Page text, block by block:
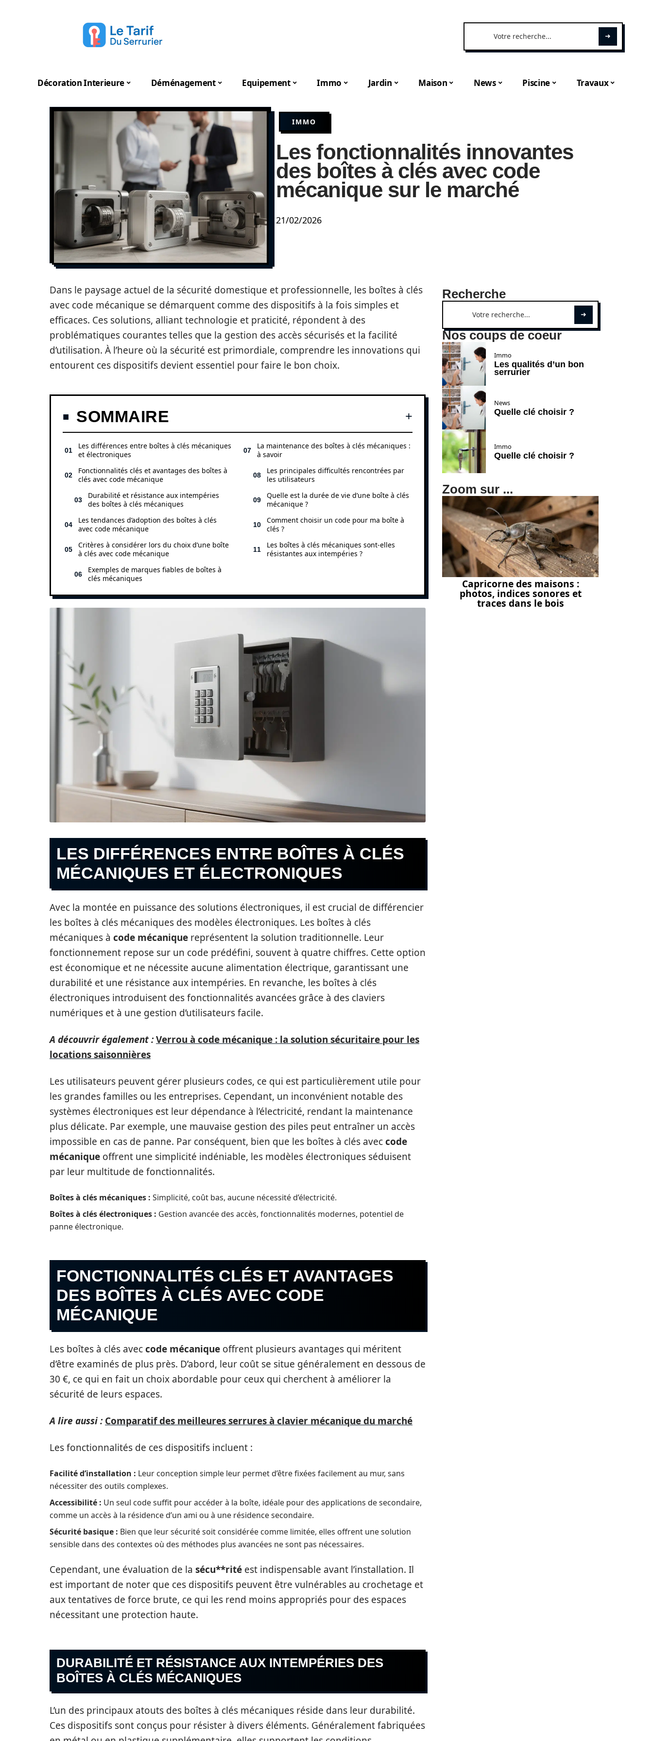
Décoration Interieure Déménagement Equipement Immo Jardin Maison News Piscine Travaux
IMMO
Les fonctionnalités innovantes
des boîtes à clés avec code
mécanique sur le marché
21/02/2026
Dans le paysage actuel de la sécurité domestique et professionnelle, les boîtes à clés
avec code mécanique se démarquent comme des dispositifs à la fois simples et
efficaces. Ces solutions, alliant technologie et praticité, répondent à des
problématiques courantes telles que la gestion des accès sécurisés et la facilité
d’utilisation. À l’heure où la sécurité est primordiale, comprendre les innovations qui
entourent ces dispositifs devient essentiel pour faire le bon choix.
SOMMAIRE
Les différences entre boîtes à clés mécaniques
et électroniques
Fonctionnalités clés et avantages des boîtes à
clés avec code mécanique
Durabilité et résistance aux intempéries
des boîtes à clés mécaniques
Les tendances d’adoption des boîtes à clés
avec code mécanique
Critères à considérer lors du choix d’une boîte
à clés avec code mécanique
Exemples de marques fiables de boîtes à
clés mécaniques
La maintenance des boîtes à clés mécaniques :
à savoir
Les principales difficultés rencontrées par
les utilisateurs
Quelle est la durée de vie d’une boîte à clés
mécanique ?
Comment choisir un code pour ma boîte à
clés ?
Les boîtes à clés mécaniques sont-elles
résistantes aux intempéries ?
LES DIFFÉRENCES ENTRE BOÎTES À CLÉS
MÉCANIQUES ET ÉLECTRONIQUES
Avec la montée en puissance des solutions électroniques, il est crucial de différencier
les boîtes à clés mécaniques des modèles électroniques. Les boîtes à clés
mécaniques à code mécanique représentent la solution traditionnelle. Leur
fonctionnement repose sur un code prédéfini, souvent à quatre chiffres. Cette option
est économique et ne nécessite aucune alimentation électrique, garantissant une
durabilité et une résistance aux intempéries. En revanche, les boîtes à clés
électroniques introduisent des fonctionnalités avancées grâce à des claviers
numériques et à une gestion d’utilisateurs facile.
A découvrir également :Verrou à code mécanique : la solution sécuritaire pour les
locations saisonnières
Les utilisateurs peuvent gérer plusieurs codes, ce qui est particulièrement utile pour
les grandes familles ou les entreprises. Cependant, un inconvénient notable des
systèmes électroniques est leur dépendance à l’électricité, rendant la maintenance
plus délicate. Par exemple, une mauvaise gestion des piles peut entraîner un accès
impossible en cas de panne. Par conséquent, bien que les boîtes à clés aveccode
mécanique offrent une simplicité indéniable, les modèles électroniques séduisent
par leur multitude de fonctionnalités.
Boîtes à clés mécaniques : Simplicité, coût bas, aucune nécessité d’électricité.
Boîtes à clés électroniques : Gestion avancée des accès, fonctionnalités modernes, potentiel de
panne électronique.
FONCTIONNALITÉS CLÉS ET AVANTAGES
DES BOÎTES À CLÉS AVEC CODE
MÉCANIQUE
Les boîtes à clés aveccode mécanique offrent plusieurs avantages qui méritent
d’être examinés de plus près. D’abord, leur coût se situe généralement en dessous de
30 €, ce qui en fait un choix abordable pour ceux qui cherchent à améliorer la
sécurité de leurs espaces.
A lire aussi : Comparatif des meilleures serrures à clavier mécanique du marché
Les fonctionnalités de ces dispositifs incluent :
Facilité d’installation : Leur conception simple leur permet d’être fixées facilement au mur, sans
nécessiter des outils complexes.
Accessibilité : Un seul code suffit pour accéder à la boîte, idéale pour des applications de secondaire,
comme un accès à la résidence d’un ami ou à une résidence secondaire.
Sécurité basique : Bien que leur sécurité soit considérée comme limitée, elles offrent une solution
sensible dans des contextes où des méthodes plus avancées ne sont pas nécessaires.
Cependant, une évaluation de la sécu**rité est indispensable avant l’installation. Il
est important de noter que ces dispositifs peuvent être vulnérables au crochetage et
aux tentatives de force brute, ce qui les rend moins appropriés pour des espaces
nécessitant une protection haute.
DURABILITÉ ET RÉSISTANCE AUX INTEMPÉRIES DES
BOÎTES À CLÉS MÉCANIQUES
L’un des principaux atouts des boîtes à clés mécaniques réside dans leur durabilité.
Ces dispositifs sont conçus pour résister à divers éléments. Généralement fabriquées
Recherche
Nos coups de coeur
Immo
Les qualités d’un bon
serrurier
News
Quelle clé choisir ?
Immo
Quelle clé choisir ?
Zoom sur ...
Capricorne des maisons :
photos, indices sonores et
traces dans le bois